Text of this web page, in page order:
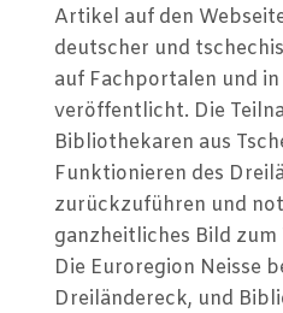
Artikel auf den
deutscher und
auf Fachportalen und in
veröffentlicht. Die
Bibliothekaren aus
Funktionieren des
zurückzuführen und
ganzheitliches Bild
Die Euroregion Neisse
Dreiländereck, und